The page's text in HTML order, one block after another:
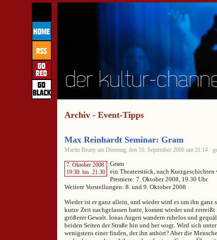
Archiv - Event-Tipps
Max Reinhardt Seminar: Gram
Martin Bruny am Dienstag, den 16. September 2008 um 21:14 ·
7. Oktober 2008
19:30 bis 21:30
Gram
ein Theaterstück, nach Kurzgeschichten
Premiere: 7. Oktober 2008, 19.30 Uhr
Weitere Vorstellungen: 8. und 9. Oktober 2008
Wieder ist er ganz allein, und wieder wird es um ihn
kurze Zeit nachgelassen hatte, kommt wieder und
größerer Gewalt. Ionas Augen wandern ruhelos und
beiden Seiten der Straße hin und her wogt. Wird sich
wenigstens einer finden, der ihn anhört? Aber die